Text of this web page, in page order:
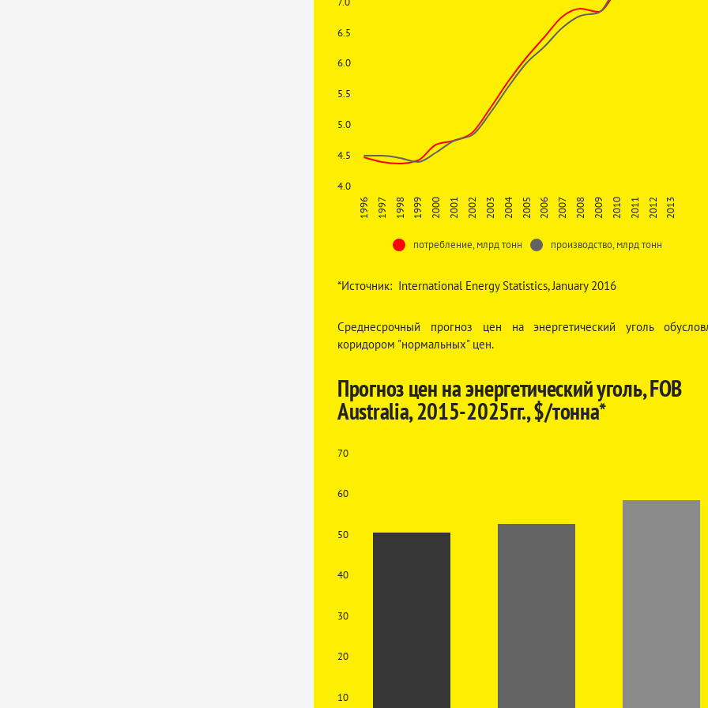
4.0
4.5
5.0
5.5
6.0
6.5
1996 1997 1998 1999 2000 2001 2002 2003 2004 2005 2006 2007 2008 2009 2010 2011 2012 2013
потребление, млрд тонн производство, млрд тонн
*Источник: International Energy Statistics, January 2016
Среднесрочный прогноз цен на энергетический уголь
коридором "нормальных" цен.
Прогноз цен на энергетический уголь, FOB
Australia, 2015-2025гг., $/тонна*
70
60
50
40
30
20
10